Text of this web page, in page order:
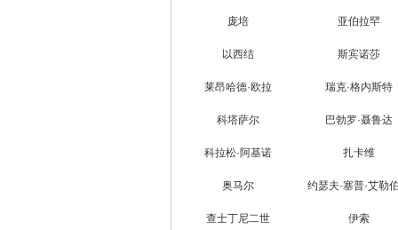
庞培 亚伯拉罕
以西结 斯宾诺莎
莱昂哈德·欧拉 瑞克·格内斯特
科塔萨尔 巴勃罗·聂鲁达
科拉松·阿基诺 扎卡维
奥马尔 约瑟夫·塞普·艾勒
查士丁尼二世 伊索